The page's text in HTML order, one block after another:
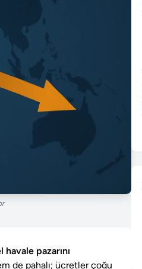
pazarını
de pahalı; ücretler çoğu